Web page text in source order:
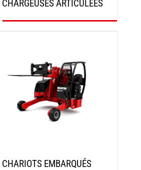
CHARGEUSES ARTICULÉES
CHARIOTS EMBARQUÉS